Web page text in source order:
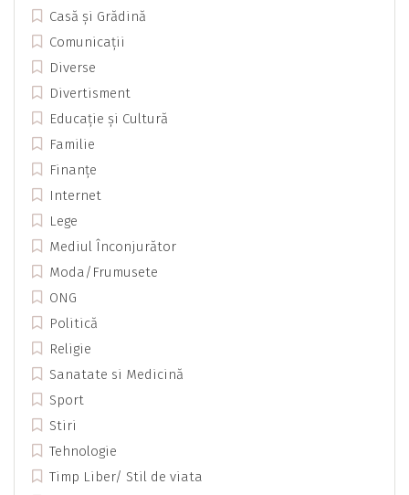
Casă și Grădină
Comunicații
Diverse
Divertisment
Educație și Cultură
Familie
Finanțe
Internet
Lege
Mediul Înconjurător
Moda/Frumusete
ONG
Politică
Religie
Sanatate si Medicină
Sport
Stiri
Tehnologie
Timp Liber/ Stil de viata